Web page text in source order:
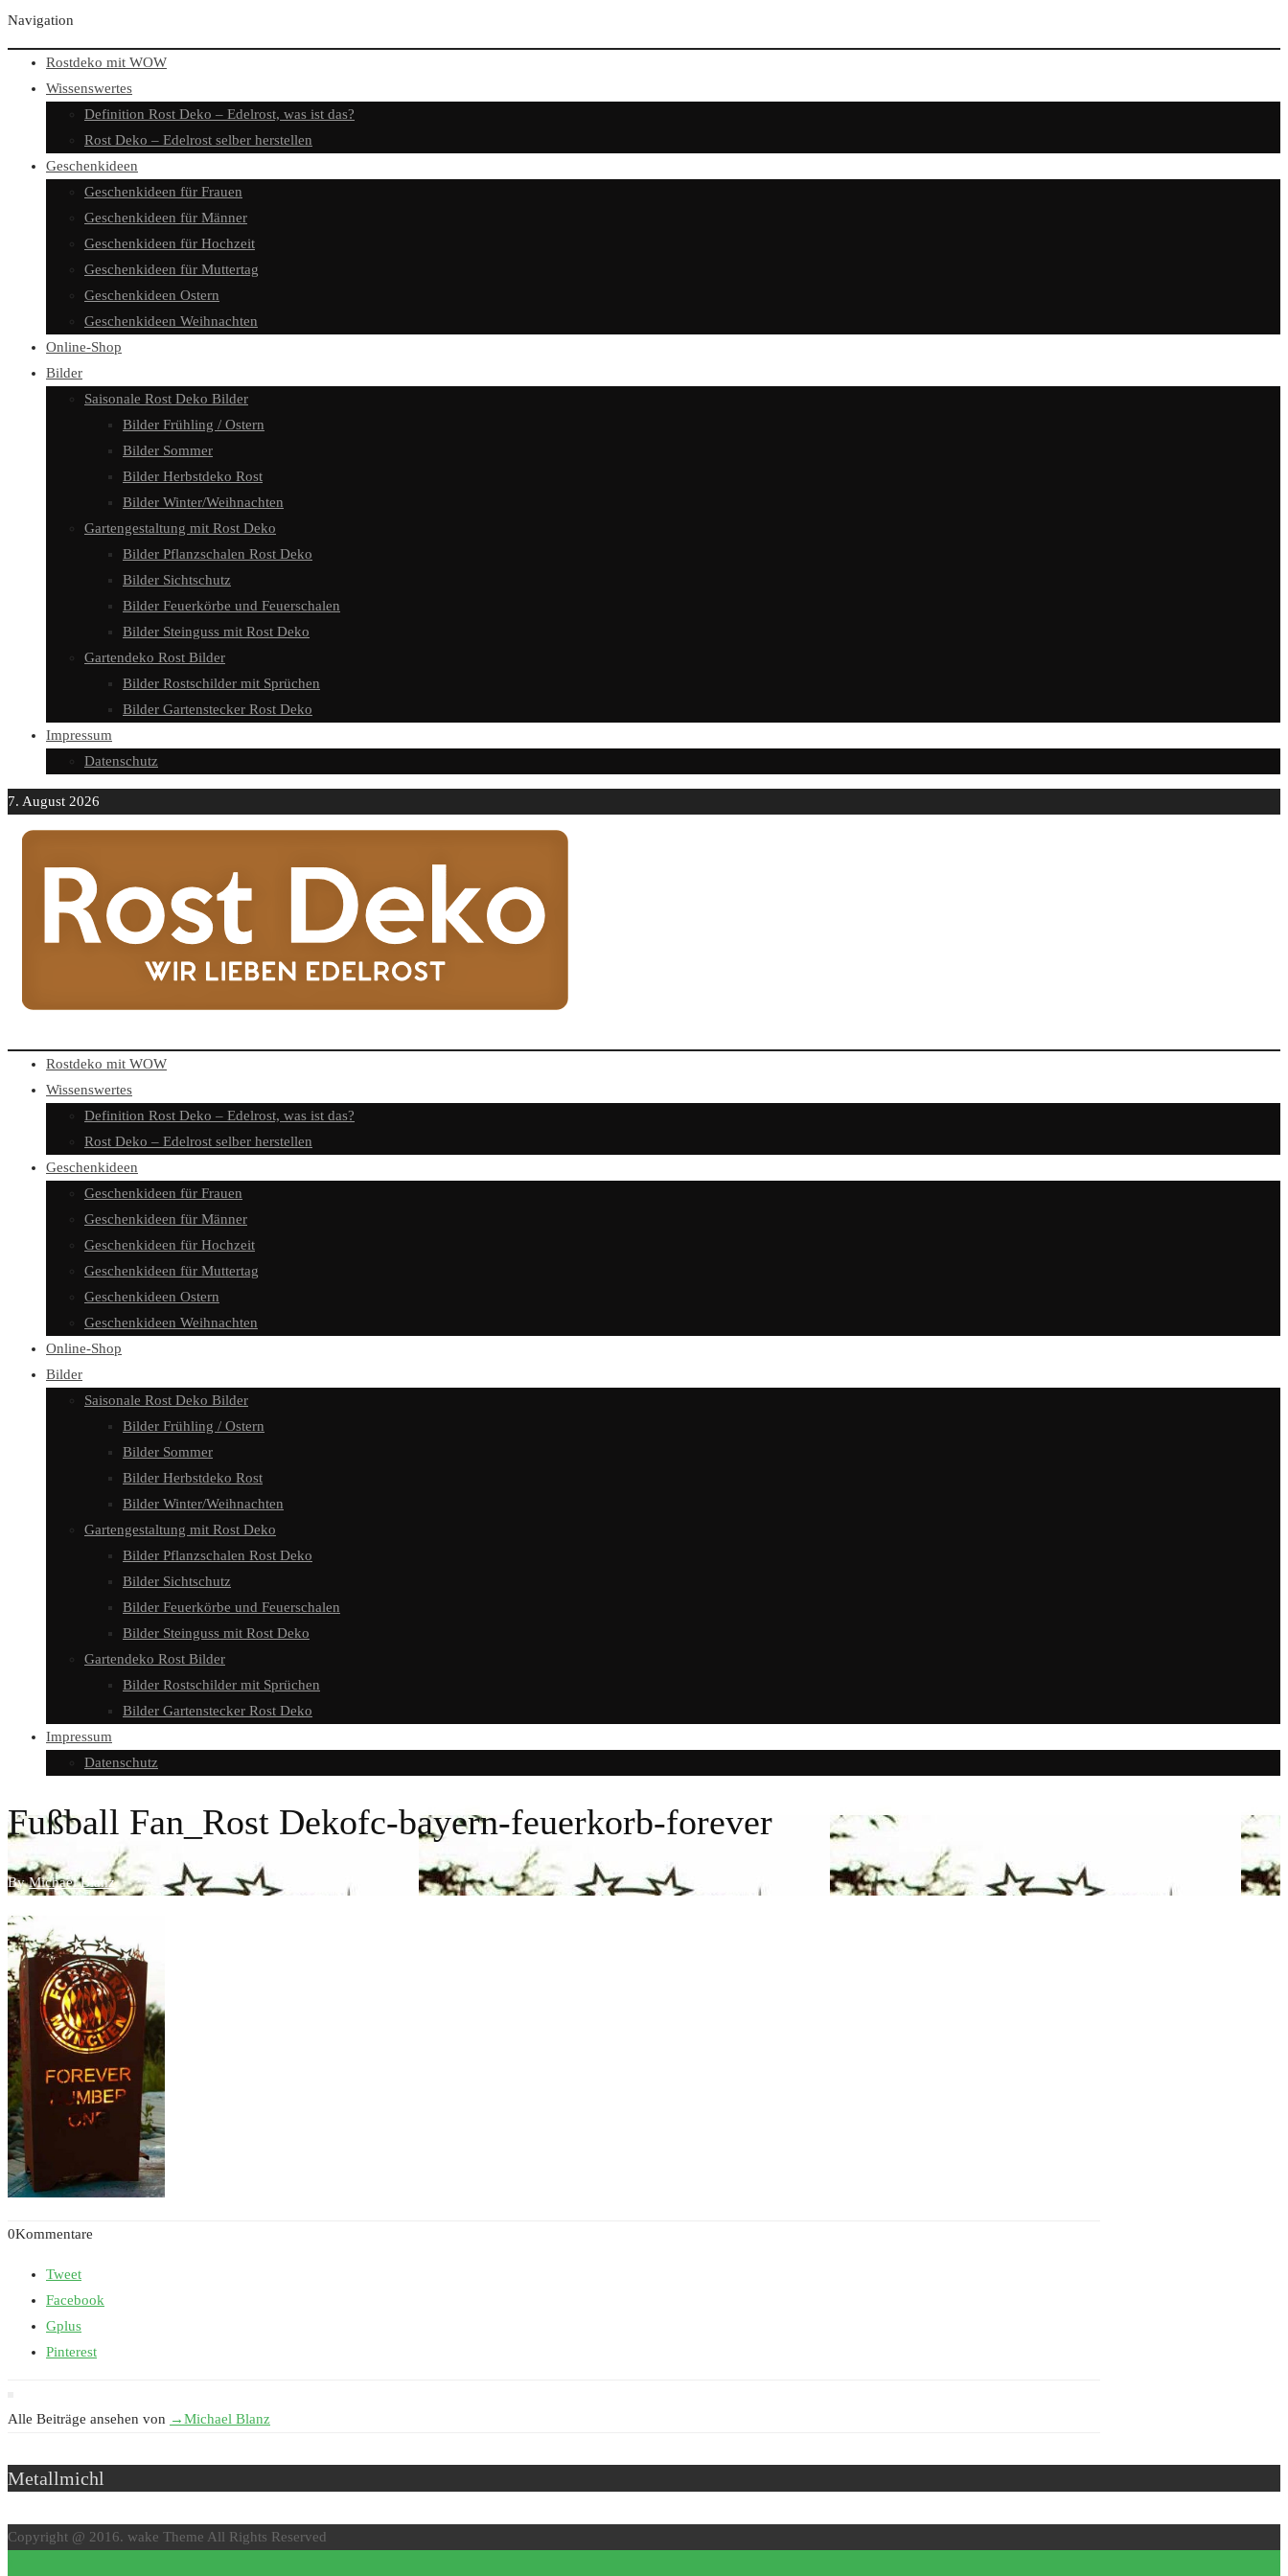
Navigation
Rostdeko mit WOW
Wissenswertes
Definition Rost Deko – Edelrost, was ist das?
Rost Deko – Edelrost selber herstellen
Geschenkideen
Geschenkideen für Frauen
Geschenkideen für Männer
Geschenkideen für Hochzeit
Geschenkideen für Muttertag
Geschenkideen Ostern
Geschenkideen Weihnachten
Online-Shop
Bilder
Saisonale Rost Deko Bilder
Bilder Frühling / Ostern
Bilder Sommer
Bilder Herbstdeko Rost
Bilder Winter/Weihnachten
Gartengestaltung mit Rost Deko
Bilder Pflanzschalen Rost Deko
Bilder Sichtschutz
Bilder Feuerkörbe und Feuerschalen
Bilder Steinguss mit Rost Deko
Gartendeko Rost Bilder
Bilder Rostschilder mit Sprüchen
Bilder Gartenstecker Rost Deko
Impressum
Datenschutz
7. August 2026
Rostdeko mit WOW
Wissenswertes
Definition Rost Deko – Edelrost, was ist das?
Rost Deko – Edelrost selber herstellen
Geschenkideen
Geschenkideen für Frauen
Geschenkideen für Männer
Geschenkideen für Hochzeit
Geschenkideen für Muttertag
Geschenkideen Ostern
Geschenkideen Weihnachten
Online-Shop
Bilder
Saisonale Rost Deko Bilder
Bilder Frühling / Ostern
Bilder Sommer
Bilder Herbstdeko Rost
Bilder Winter/Weihnachten
Gartengestaltung mit Rost Deko
Bilder Pflanzschalen Rost Deko
Bilder Sichtschutz
Bilder Feuerkörbe und Feuerschalen
Bilder Steinguss mit Rost Deko
Gartendeko Rost Bilder
Bilder Rostschilder mit Sprüchen
Bilder Gartenstecker Rost Deko
Impressum
Datenschutz
Fußball Fan_Rost Dekofc-bayern-feuerkorb-forever
ByMichael Blanz
0Kommentare
Tweet
Facebook
Gplus
Pinterest
Alle Beiträge ansehen von →Michael Blanz
Metallmichl
Copyright @ 2016. wake Theme All Rights Reserved